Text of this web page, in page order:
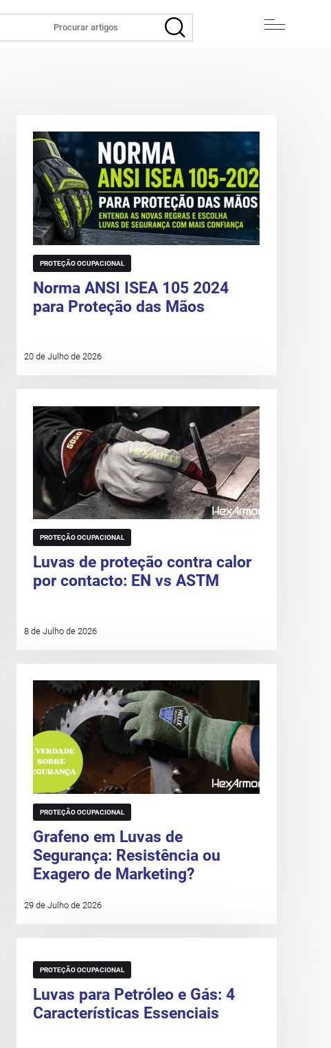
PROTEÇÃO OCUPACIONAL
Norma ANSI ISEA 105 2024
para Proteção das Mãos
20 de Julho de 2026
PROTEÇÃO OCUPACIONAL
Luvas de proteção contra calor
por contacto: EN vs ASTM
8 de Julho de 2026
PROTEÇÃO OCUPACIONAL
Grafeno em Luvas de
Segurança: Resistência ou
Exagero de Marketing?
29 de Julho de 2026
PROTEÇÃO OCUPACIONAL
Luvas para Petróleo e Gás: 4
Características Essenciais